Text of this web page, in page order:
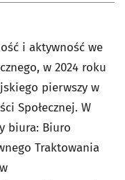
i aktywność we
w 2024 roku
pierwszy w
Społecznej. W
biura: Biuro
Traktowania